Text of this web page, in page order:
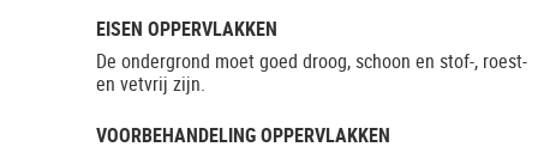
EISEN OPPERVLAKKEN
De ondergrond moet goed droog, schoon en stof-, roest-
en vetvrij zijn.
VOORBEHANDELING OPPERVLAKKEN